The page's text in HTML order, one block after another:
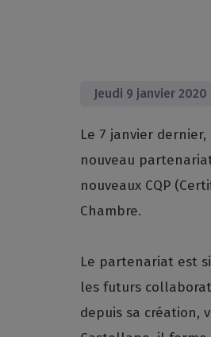
Jeudi 9 janvier 2020
Le 7 janvier
nouveau
nouveaux CQP
Chambre.
Le partenariat est
les futurs
depuis sa création,